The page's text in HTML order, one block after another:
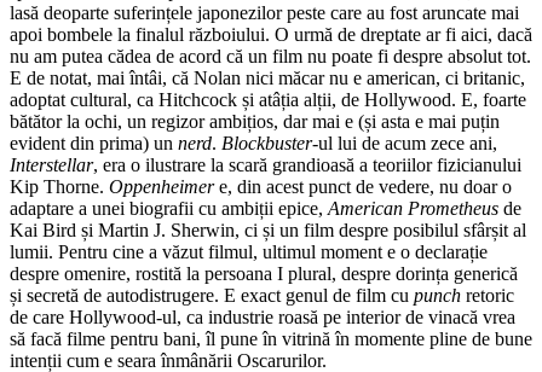
lasă deoparte suferințele japonezilor peste care au fost aruncate mai
apoi bombele la finalul războiului. O urmă de dreptate ar fi aici, dacă
nu am putea cădea de acord că un film nu poate fi despre absolut tot.
E de notat, mai întâi, că Nolan nici măcar nu e american, ci britanic,
adoptat cultural, ca Hitchcock și atâția alții, de Hollywood. E, foarte
bătător la ochi, un regizor ambițios, dar mai e (și asta e mai puțin
evident din prima) un nerd. Blockbuster-ul lui de acum zece ani,
Interstellar, era o ilustrare la scară grandioasă a teoriilor fizicianului
Kip Thorne. Oppenheimere, din acest punct de vedere, nu doar o
adaptare a unei biografii cu ambiții epice, American Prometheus de
Kai Bird și Martin J. Sherwin, ci și un film despre posibilul sfârșit al
lumii. Pentru cine a văzut filmul, ultimul moment e o declarație
despre omenire, rostită la persoana I plural, despre dorința generică
și secretă de autodistrugere. E exact genul de film cu punch retoric
de care Hollywood-ul, ca industrie roasă pe interior de vinacă vrea
să facă filme pentru bani, îl pune în vitrină în momente pline de bune
intenții cum e seara înmânării Oscarurilor.